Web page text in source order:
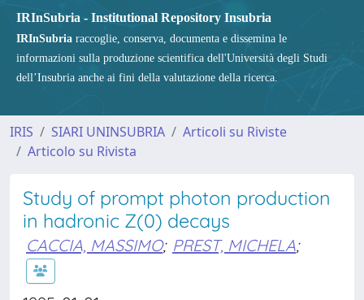
IRInSubria - Institutional Repository Insubria
IRInSubria raccoglie, conserva, documenta e dissemina le
informazioni sulla produzione scientifica dell'Università degli Studi
dell’Insubria anche ai fini della valutazione della ricerca.
IRIS SIARI UNINSUBRIA
Articoli su Riviste
Articolo su Rivista
Study of prompt photon production
in hadronic Z(0) decays
CACCIA, MASSIMO; PREST, MICHELA;